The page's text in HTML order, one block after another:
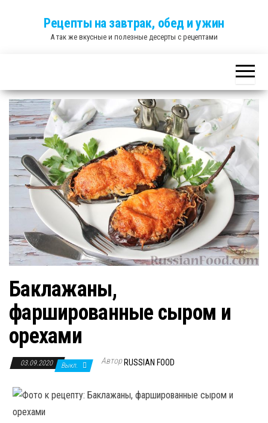
Рецепты на завтрак, обед и ужин
А так же вкусные и полезные десерты с рецептами
Баклажаны,
фаршированные сыром и
орехами
03.09.2020 Выкл. Автор RUSSIAN FOOD